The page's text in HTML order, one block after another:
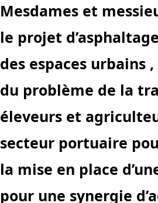
Mesdames et
le projet
des espaces
du problème de la
éleveurs et
secteur portuaire
la mise en place
pour une synergie